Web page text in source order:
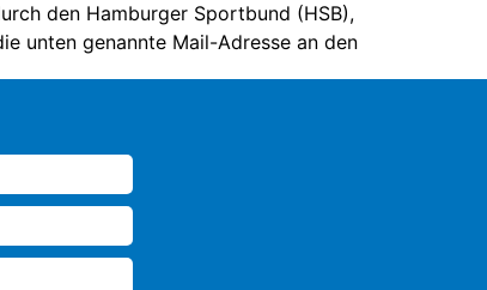
den Hamburger Sportbund (HSB),
unten genannte Mail-Adresse an den